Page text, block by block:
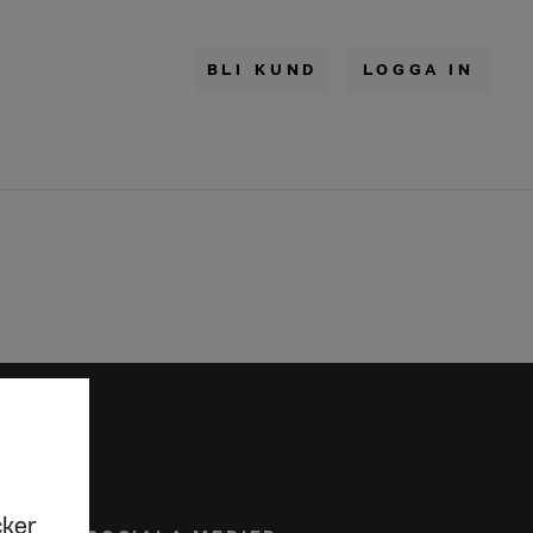
BLI KUND LOGGA IN